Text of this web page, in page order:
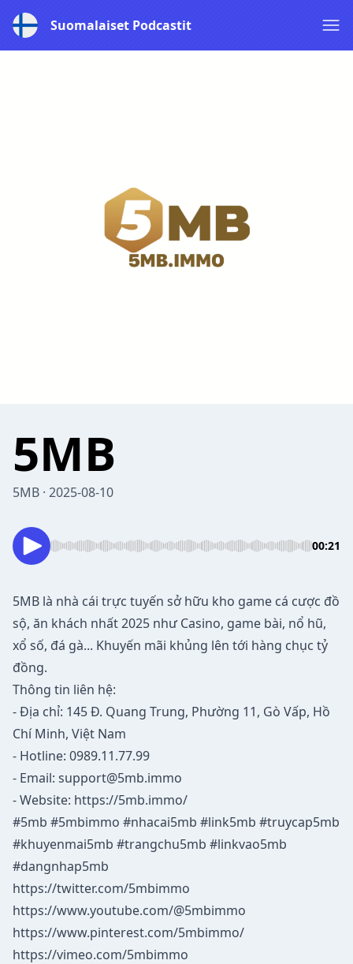
Suomalaiset Podcastit
5MB
5MB · 2025-08-10
00:21
5MB là nhà cái trực tuyến sở hữu kho game cá cược đồ
sộ, ăn khách nhất 2025 như Casino, game bài, nổ hũ,
xổ số, đá gà... Khuyến mãi khủng lên tới hàng chục tỷ
đồng.
Thông tin liên hệ:
- Địa chỉ: 145 Đ. Quang Trung, Phường 11, Gò Vấp, Hồ
Chí Minh, Việt Nam
- Hotline: 0989.11.77.99
- Email: support@5mb.immo
- Website: https://5mb.immo/
#5mb #5mbimmo #nhacai5mb #link5mb #truycap5mb
#khuyenmai5mb #trangchu5mb #linkvao5mb
#dangnhap5mb
https://twitter.com/5mbimmo
https://www.youtube.com/@5mbimmo
https://www.pinterest.com/5mbimmo/
https://vimeo.com/5mbimmo